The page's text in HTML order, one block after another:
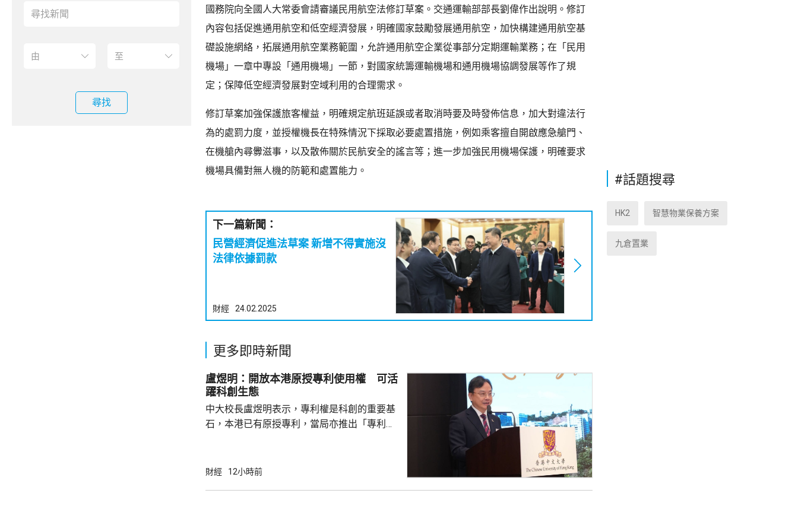
尋找
國務院向全國人大常委會請審議民用航空法修訂草案。交通運輸部部長劉偉作出說明。修訂
內容包括促進通用航空和低空經濟發展，明確國家鼓勵發展通用航空，加快構建通用航空基
礎設施網絡，拓展通用航空業務範圍，允許通用航空企業從事部分定期運輸業務；在「民用
機場」一章中專設「通用機場」一節，對國家統籌運輸機場和通用機場協調發展等作了規
定；保障低空經濟發展對空域利用的合理需求。
修訂草案加強保護旅客權益，明確規定航班延誤或者取消時要及時發佈信息，加大對違法行
為的處罰力度，並授權機長在特殊情況下採取必要處置措施，例如乘客擅自開啟應急艙門、
在機艙內尋釁滋事，以及散佈關於民航安全的謠言等；進一步加強民用機場保護，明確要求
機場具備對無人機的防範和處置能力。
下一篇新聞：
民營經濟促進法草案 新增不得實施沒
法律依據罰款
財經 24.02.2025
更多即時新聞
盧煜明：開放本港原授專利使用權 可活
躍科創生態
中大校長盧煜明表示，專利權是科創的重要基
石，本港已有原授專利，當局亦推出「專利
使用，相信會有更多人來港申請專利，活躍本
財經 12小時前
#話題搜尋
HK2 智慧物業保養方案
九倉置業